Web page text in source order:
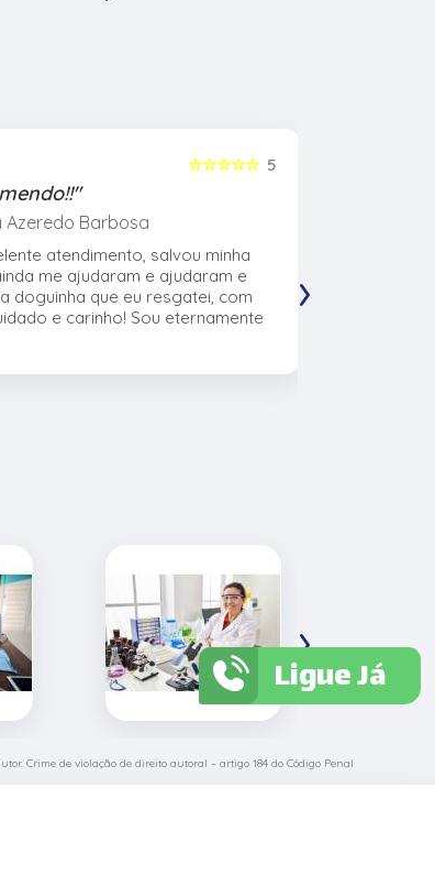
5
☆☆☆☆☆
Azeredo Barbosa
atendimento, salvou minha
me ajudaram e ajudaram e
doguinha que eu resgatei, com
e carinho! Sou eternamente
›
›
Crime de violação de direito autoral – artigo 184 do Código Penal
Ligue Já